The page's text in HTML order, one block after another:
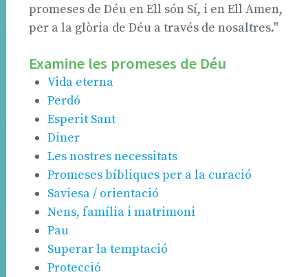
promeses de Déu en Ell són Sí, i en Ell Amen,
per a la glòria de Déu a través de nosaltres."
Examine les promeses de Déu
Vida eterna
Perdó
Esperit Sant
Diner
Les nostres necessitats
Promeses bíbliques per a la curació
Saviesa / orientació
Nens, família i matrimoni
Pau
Superar la temptació
Protecció